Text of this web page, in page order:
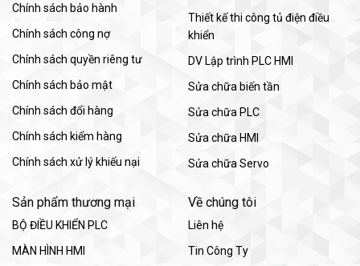
Chính sách bảo hành
Chính sách công nợ
Chính sách quyền riêng tư
Chính sách bảo mật
Chính sách đổi hàng
Chính sách kiểm hàng
Chính sách xử lý khiếu nại
Thiết kế thi công tủ điện điều
khiển
DV Lập trình PLC HMI
Sửa chữa biến tần
Sửa chữa PLC
Sửa chữa HMI
Sửa chữa Servo
Sản phẩm thương mại
BỘ ĐIỀU KHIỂN PLC
MÀN HÌNH HMI
Về chúng tôi
Liên hệ
Tin Công Ty